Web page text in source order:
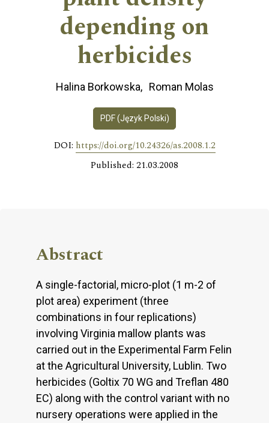
depending on
herbicides
Halina Borkowska Roman Molas
PDF (Język Polski)
DOI: https://doi.org/10.24326/as.2008.1.2
Published: 21.03.2008
Abstract
A single-factorial, micro-plot (1 m-2 of
plot area) experiment (three
combinations in four replications)
involving Virginia mallow plants was
carried out in the Experimental Farm Felin
at the Agricultural University, Lublin. Two
herbicides (Goltix 70 WG and Treflan 480
EC) along with the control variant with no
nursery operations were applied in the